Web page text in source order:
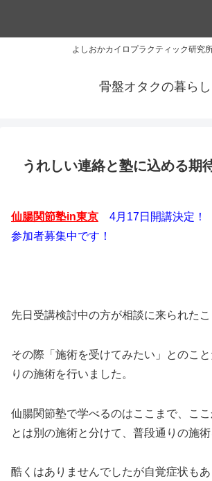
よしおかカイロプラクティック研究
骨盤オタクの暮らし
うれしい連絡と塾に込める期
仙腸関節塾in東京 4月17日開講決定！
参加者募集中です！
先日受講検討中の方が相談に来られたこ
その際「施術を受けてみたい」とのこ
りの施術を行いました。
仙腸関節塾で学べるのはここまで、こ
とは別の施術と分けて、普段通りの施術
酷くはありませんでしたが自覚症状も